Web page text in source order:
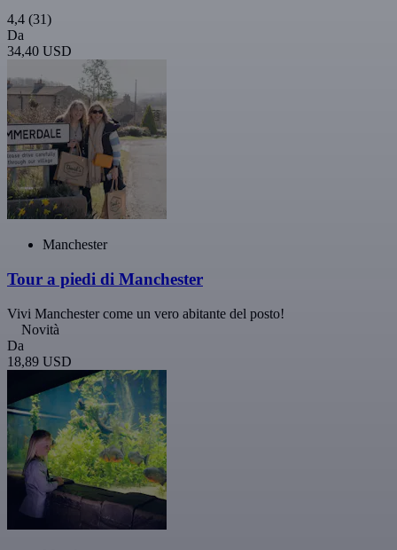
4,4 (31)
Da
34,40 USD
Manchester
Tour a piedi di Manchester
Vivi Manchester come un vero abitante del posto!
Novità
Da
18,89 USD